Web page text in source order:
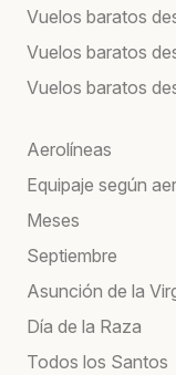
Vuelos baratos
Vuelos baratos
Vuelos baratos
Aerolíneas
Equipaje según
Meses
Septiembre
Asunción de la
Día de la Raza
Todos los Santos